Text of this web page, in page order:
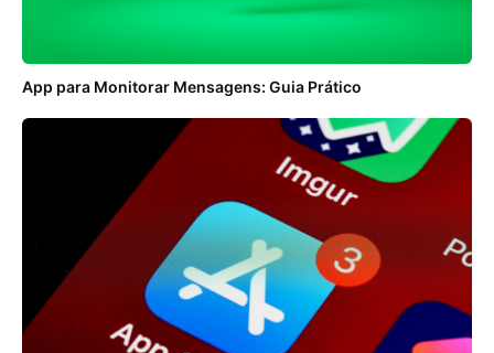
App para Monitorar Mensagens: Guia Prático